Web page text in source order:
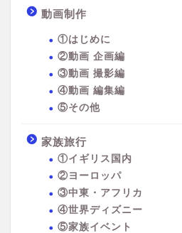
動画制作
①はじめに
②動画 企画編
③動画 撮影編
④動画 編集編
⑤その他
家族旅行
①イギリス国内
②ヨーロッパ
③中東・アフリカ
④世界ディズニー
⑤家族イベント